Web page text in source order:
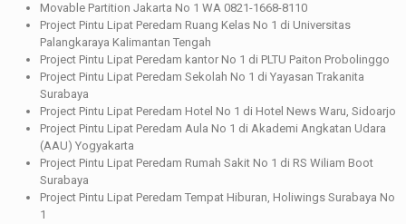
Movable Partition Jakarta No 1 WA 0821-1668-8110
Project Pintu Lipat Peredam Ruang Kelas No 1 di Universitas
Palangkaraya Kalimantan Tengah
Project Pintu Lipat Peredam kantor No 1 di PLTU Paiton Probolinggo
Project Pintu Lipat Peredam Sekolah No 1 di Yayasan Trakanita
Surabaya
Project Pintu Lipat Peredam Hotel No 1 di Hotel News Waru, Sidoarjo
Project Pintu Lipat Peredam Aula No 1 di Akademi Angkatan Udara
(AAU) Yogyakarta
Project Pintu Lipat Peredam Rumah Sakit No 1 di RS Wiliam Boot
Surabaya
Project Pintu Lipat Peredam Tempat Hiburan, Holiwings Surabaya No
1